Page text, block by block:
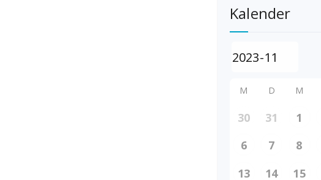
Kalender
M D M
30 31 1
6
7 8
13
14 15